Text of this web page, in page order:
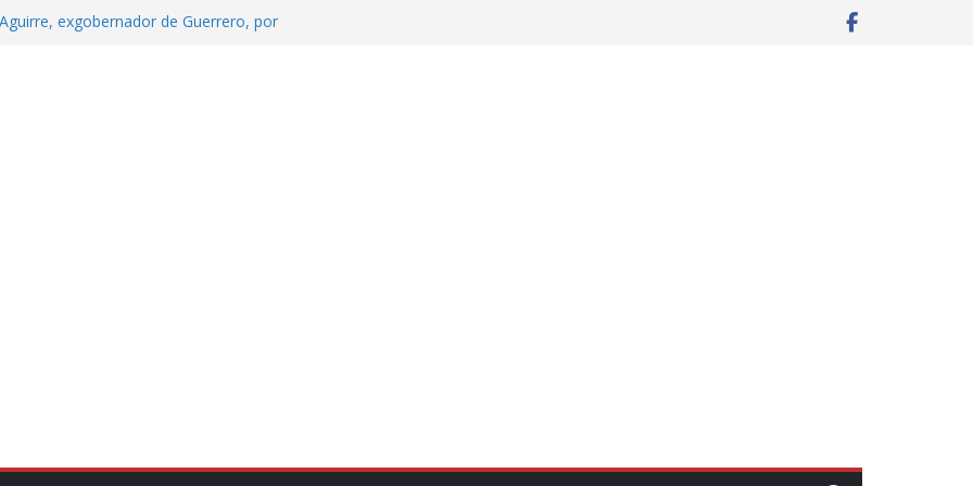
exgobernador de Guerrero, por